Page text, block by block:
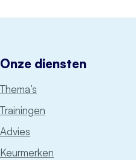
Onze diensten
Thema’s
Trainingen
Advies
Keurmerken